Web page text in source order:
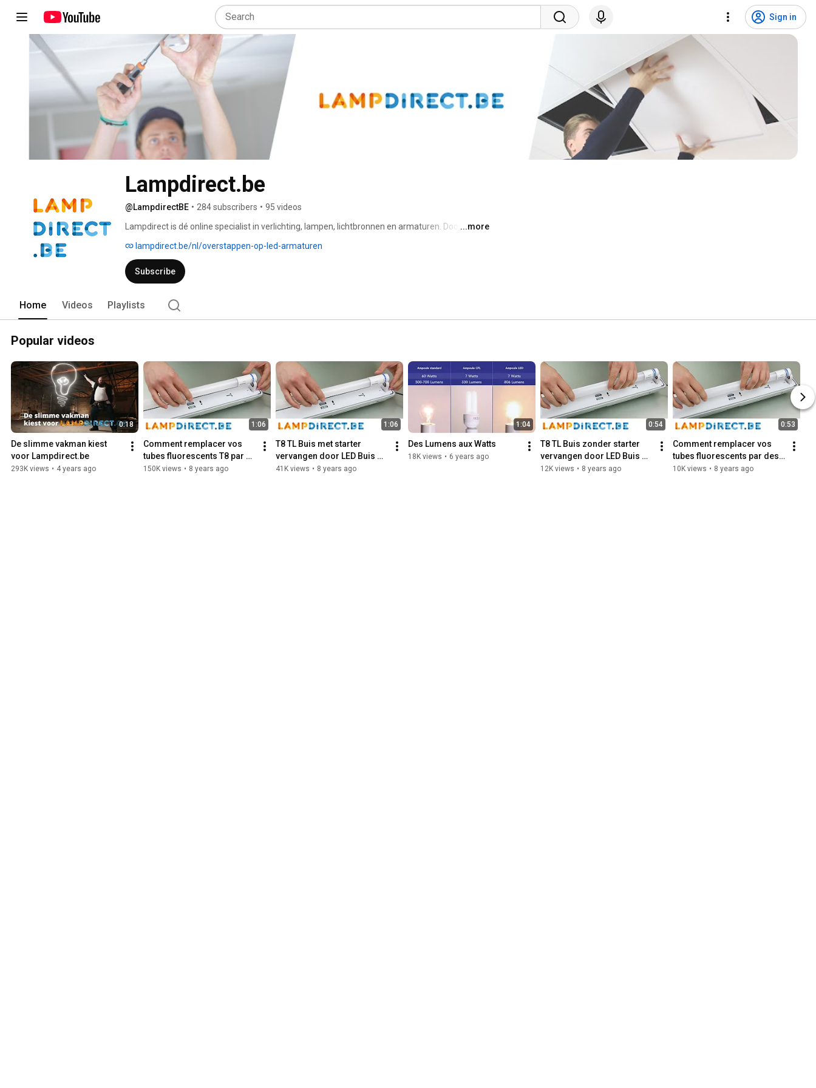
Sign in
Lampdirect.be
@LampdirectBE • 284 subscribers • 95 videos
Lampdirect is dé online specialist in verlichting, lampen, lichtbronnen en armaturen. Door onze
oplossing. Ons aanbod bestaat dan ook enkel uit gerenommeerde merken zoals Philips, Osram,
Noxion & Sylvania.
...more
lampdirect.be/nl/overstappen-op-led-armaturen
Subscribe
Home Videos Playlists
Popular videos
0:18
De slimme vakman kiest
voor Lampdirect.be
293K views • 4 years ago
1:06
Comment remplacer vos
tubes fluorescents T8 par
des tubes LED dans un
150K views • 8 years ago
1:06
T8 TL Buis met starter
vervangen door LED Buis
conventioneel VSA  |
41K views • 8 years ago
1:04
Des Lumens aux Watts
18K views • 6 years ago
0:54
T8 TL Buis zonder starter
vervangen door LED Buis
(elektronisch VSA) |
12K views • 8 years ago
0:53
Comment remplacer vos
tubes fluorescents par des
tubes LED avec un ballast
10K views • 8 years ago